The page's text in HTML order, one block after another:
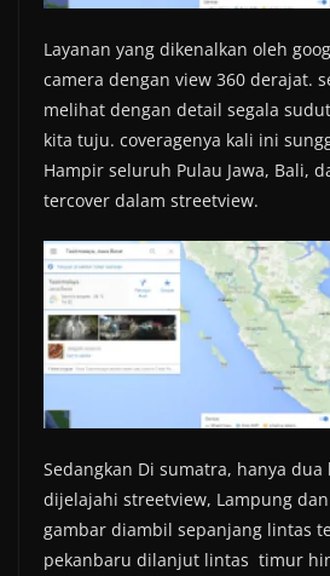
Layanan yang dikenalkan oleh
camera dengan view 360 derajat.
melihat dengan detail segala
kita tuju. coveragenya kali ini
Hampir seluruh Pulau Jawa, Bali,
tercover dalam streetview.
Sedangkan Di sumatra, hanya dua
dijelajahi streetview, Lampung
gambar diambil sepanjang lintas
pekanbaru dilanjut lintas timur